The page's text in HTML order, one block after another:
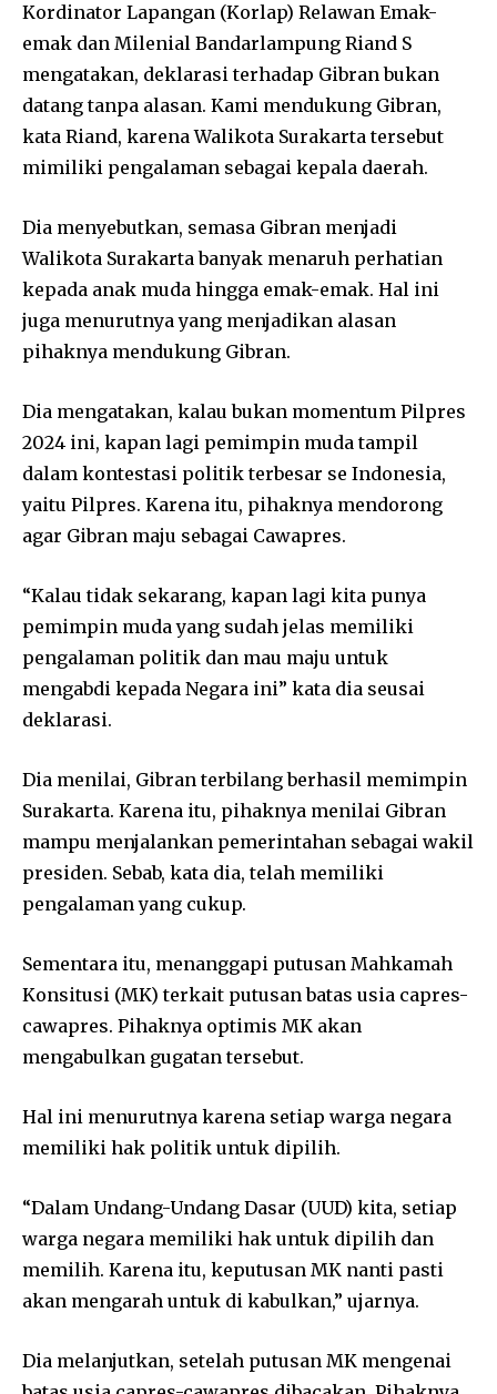
Kordinator Lapangan (Korlap) Relawan Emak-
emak dan Milenial Bandarlampung Riand S
mengatakan, deklarasi terhadap Gibran bukan
datang tanpa alasan. Kami mendukung Gibran,
kata Riand, karena Walikota Surakarta tersebut
mimiliki pengalaman sebagai kepala daerah.
Dia menyebutkan, semasa Gibran menjadi
Walikota Surakarta banyak menaruh perhatian
kepada anak muda hingga emak-emak. Hal ini
juga menurutnya yang menjadikan alasan
pihaknya mendukung Gibran.
Dia mengatakan, kalau bukan momentum Pilpres
2024 ini, kapan lagi pemimpin muda tampil
dalam kontestasi politik terbesar se Indonesia,
yaitu Pilpres. Karena itu, pihaknya mendorong
agar Gibran maju sebagai Cawapres.
“Kalau tidak sekarang, kapan lagi kita punya
pemimpin muda yang sudah jelas memiliki
pengalaman politik dan mau maju untuk
mengabdi kepada Negara ini” kata dia seusai
deklarasi.
Dia menilai, Gibran terbilang berhasil memimpin
Surakarta. Karena itu, pihaknya menilai Gibran
mampu menjalankan pemerintahan sebagai wakil
presiden. Sebab, kata dia, telah memiliki
pengalaman yang cukup.
Sementara itu, menanggapi putusan Mahkamah
Konsitusi (MK) terkait putusan batas usia capres-
cawapres. Pihaknya optimis MK akan
mengabulkan gugatan tersebut.
Hal ini menurutnya karena setiap warga negara
memiliki hak politik untuk dipilih.
“Dalam Undang-Undang Dasar (UUD) kita, setiap
warga negara memiliki hak untuk dipilih dan
memilih. Karena itu, keputusan MK nanti pasti
akan mengarah untuk di kabulkan,” ujarnya.
Dia melanjutkan, setelah putusan MK mengenai